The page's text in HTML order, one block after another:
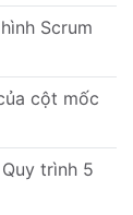
Scrum
cột mốc
trình 5